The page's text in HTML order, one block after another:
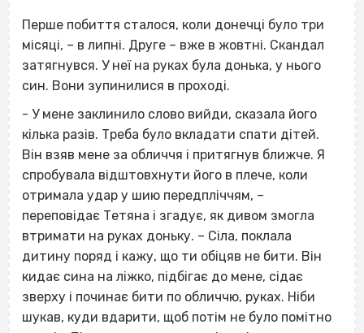
Перше побиття сталося, коли донечці було три
місяці, – в липні. Друге – вже в жовтні. Скандал
затягнувся. У неї на руках була донька, у нього
син. Вони зупинилися в проході.
- У мене заклинило слово вийди, сказала його
кілька разів. Треба було вкладати спати дітей.
Він взяв мене за обличчя і притягнув ближче. Я
спробувала відштовхнути його в плече, коли
отримала удар у шию передпліччям, –
переповідає Тетяна і згадує, як дивом змогла
втримати на руках доньку. – Сіла, поклала
дитину поряд і кажу, що ти обіцяв не бити. Він
кидає сина на ліжко, підбігає до мене, сідає
зверху і починає бити по обличчю, руках. Ніби
шукав, куди вдарити, щоб потім не було помітно